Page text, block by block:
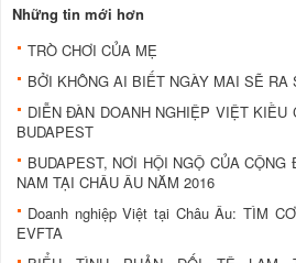
Những tin mới hơn
TRÒ CHƠI CỦA MẸ
BỞI KHÔNG AI BIẾT NGÀY MAI SẼ RA
DIỄN ĐÀN DOANH NGHIỆP VIỆT KIỀU
BUDAPEST
BUDAPEST, NƠI HỘI NGỘ CỦA
NAM TẠI CHÂU ÂU NĂM 2016
Doanh nghiệp Việt tại Châu Âu: TÌM
EVFTA